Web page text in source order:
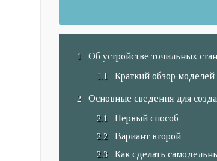
Об устройстве точильных
Краткий обзор моделей
Основные сведения для
Первый способ
Вариант второй
Как сделать